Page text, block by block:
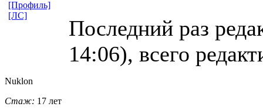
Последний раз
14:06), всего
[Профиль]
[ЛС]
Nuklon
Стаж: 17 лет